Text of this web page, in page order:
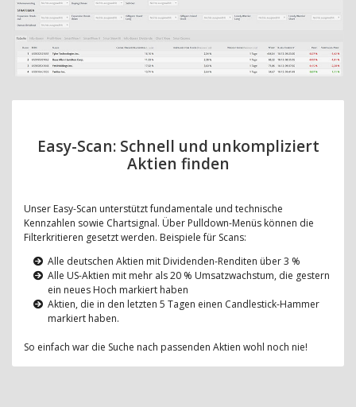
Easy-Scan: Schnell und unkompliziert
Aktien finden
Unser Easy-Scan unterstützt fundamentale und technische
Kennzahlen sowie Chartsignal. Über Pulldown-Menüs können die
Filterkritieren gesetzt werden. Beispiele für Scans:
Alle deutschen Aktien mit Dividenden-Renditen über 3 %
Alle US-Aktien mit mehr als 20 % Umsatzwachstum, die gestern
ein neues Hoch markiert haben
Aktien, die in den letzten 5 Tagen einen Candlestick-Hammer
markiert haben.
So einfach war die Suche nach passenden Aktien wohl noch nie!